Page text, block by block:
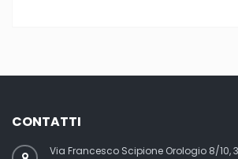
CONTATTI
Via Francesco Scipione Orologio 8/10,